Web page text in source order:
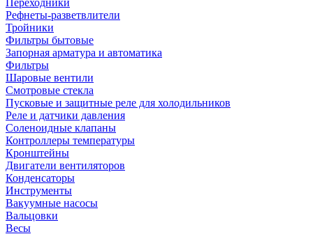
Переходники
Рефнеты-разветвлители
Тройники
Фильтры бытовые
Запорная арматура и автоматика
Фильтры
Шаровые вентили
Смотровые стекла
Пусковые и защитные реле для холодильников
Реле и датчики давления
Соленоидные клапаны
Контроллеры температуры
Кронштейны
Двигатели вентиляторов
Конденсаторы
Инструменты
Вакуумные насосы
Вальцовки
Весы